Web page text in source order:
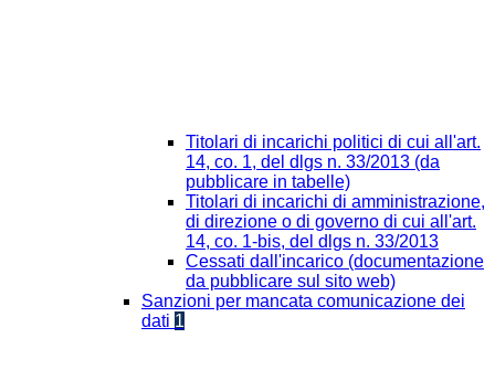
Titolari di incarichi politici di cui all'art.
14, co. 1, del dlgs n. 33/2013 (da
pubblicare in tabelle)
Titolari di incarichi di amministrazione,
di direzione o di governo di cui all'art.
14, co. 1-bis, del dlgs n. 33/2013
Cessati dall'incarico (documentazione
da pubblicare sul sito web)
Sanzioni per mancata comunicazione dei
dati 1